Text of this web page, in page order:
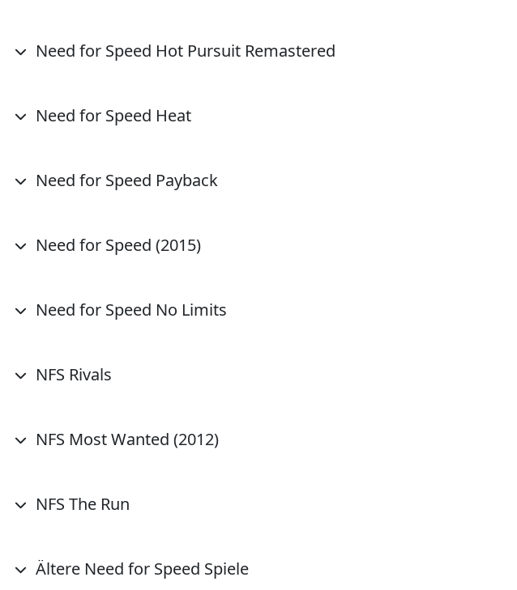
Need for Speed Hot Pursuit Remastered
Need for Speed Heat
Need for Speed Payback
Need for Speed (2015)
Need for Speed No Limits
NFS Rivals
NFS Most Wanted (2012)
NFS The Run
Ältere Need for Speed Spiele